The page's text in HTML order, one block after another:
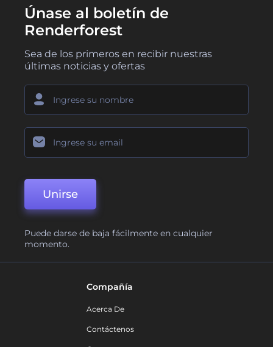
Únase al boletín de
Renderforest
Sea de los primeros en recibir nuestras
últimas noticias y ofertas
Unirse
Puede darse de baja fácilmente en cualquier
momento.
Compañía
Acerca De
Contáctenos